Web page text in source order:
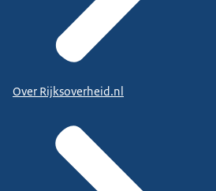
Over Rijksoverheid.nl